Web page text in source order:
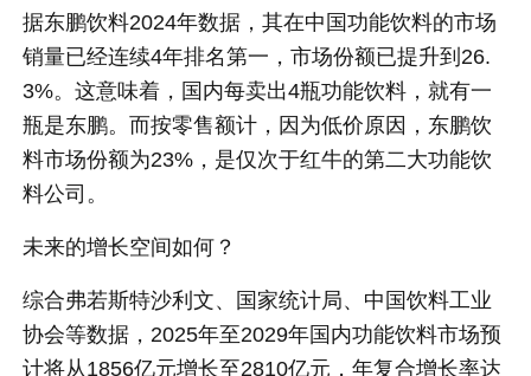
据东鹏饮料2024年数据，其在中国功能饮料的市场
销量已经连续4年排名第一，市场份额已提升到26.
3%。这意味着，国内每卖出4瓶功能饮料，就有一
瓶是东鹏。而按零售额计，因为低价原因，东鹏饮
料市场份额为23%，是仅次于红牛的第二大功能饮
料公司。
未来的增长空间如何？
综合弗若斯特沙利文、国家统计局、中国饮料工业
协会等数据，2025年至2029年国内功能饮料市场预
计将从1856亿元增长至2810亿元，年复合增长率达